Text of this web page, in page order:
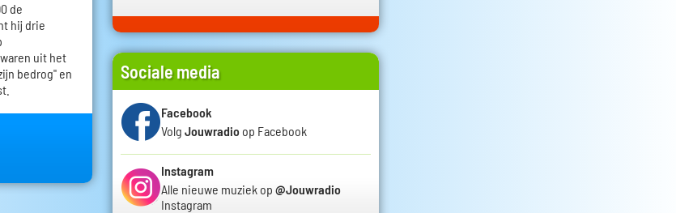
de
hij drie
uit het
bedrog" en
Sociale media
Facebook
Volg Jouwradio op Facebook
Instagram
Alle nieuwe muziek op @Jouwradio
Instagram